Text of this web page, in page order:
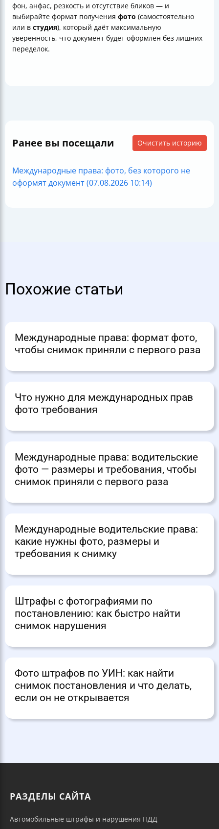
фон, анфас, резкость и отсутствие бликов — и
выбирайте формат получения фото (самостоятельно
или в студия), который даёт максимальную
уверенность, что документ будет оформлен без лишних
переделок.
Ранее вы посещали Очистить историю
Международные права: фото, без которого не
оформят документ (07.08.2026 10:14)
Похожие статьи
Международные права: формат фото,
чтобы снимок приняли с первого раза
Что нужно для международных прав
фото требования
Международные права: водительские
фото — размеры и требования, чтобы
снимок приняли с первого раза
Международные водительские права:
какие нужны фото, размеры и
требования к снимку
Штрафы с фотографиями по
постановлению: как быстро найти
снимок нарушения
Фото штрафов по УИН: как найти
снимок постановления и что делать,
если он не открывается
РАЗДЕЛЫ САЙТА
Автомобильные штрафы и нарушения ПДД